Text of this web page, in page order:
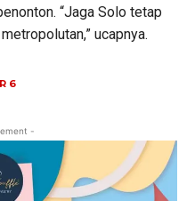
“Jaga Solo tetap
ucapnya.
6
-